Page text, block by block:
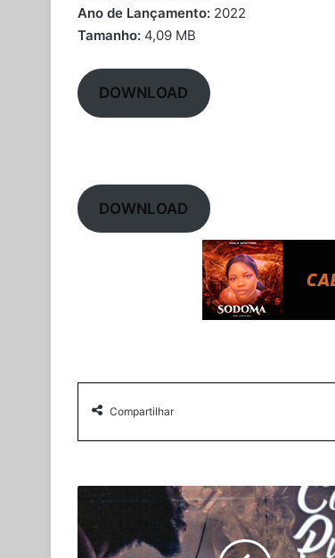
Ano de Lançamento: 2022
Tamanho: 4,09 MB
DOWNLOAD
DOWNLOAD
Compartilhar
Como
P*t*